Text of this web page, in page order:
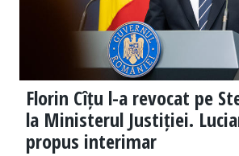
Florin Cîțu l-a revocat pe
la Ministerul Justiției.
propus interimar